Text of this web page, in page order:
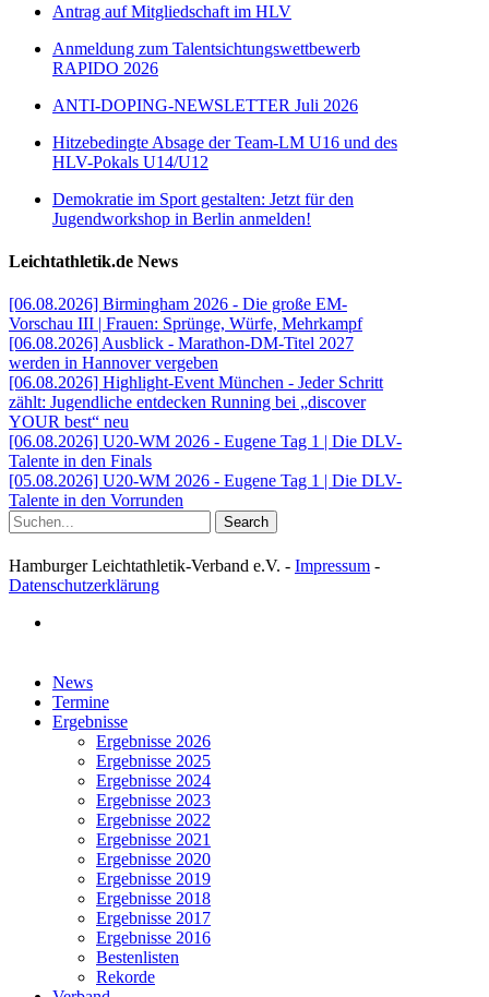
Antrag auf Mitgliedschaft im HLV
Anmeldung zum Talentsichtungswettbewerb
RAPIDO 2026
ANTI-DOPING-NEWSLETTER Juli 2026
Hitzebedingte Absage der Team-LM U16 und des
HLV-Pokals U14/U12
Demokratie im Sport gestalten: Jetzt für den
Jugendworkshop in Berlin anmelden!
Leichtathletik.de News
[06.08.2026] Birmingham 2026 - Die große EM-
Vorschau III | Frauen: Sprünge, Würfe, Mehrkampf
[06.08.2026] Ausblick - Marathon-DM-Titel 2027
werden in Hannover vergeben
[06.08.2026] Highlight-Event München - Jeder Schritt
zählt: Jugendliche entdecken Running bei „discover
YOUR best“ neu
[06.08.2026] U20-WM 2026 - Eugene Tag 1 | Die DLV-
Talente in den Finals
[05.08.2026] U20-WM 2026 - Eugene Tag 1 | Die DLV-
Talente in den Vorrunden
Search
Hamburger Leichtathletik-Verband e.V. - Impressum -
Datenschutzerklärung
Close
Menu
News
Termine
Ergebnisse
Ergebnisse 2026
Ergebnisse 2025
Ergebnisse 2024
Ergebnisse 2023
Ergebnisse 2022
Ergebnisse 2021
Ergebnisse 2020
Ergebnisse 2019
Ergebnisse 2018
Ergebnisse 2017
Ergebnisse 2016
Bestenlisten
Rekorde